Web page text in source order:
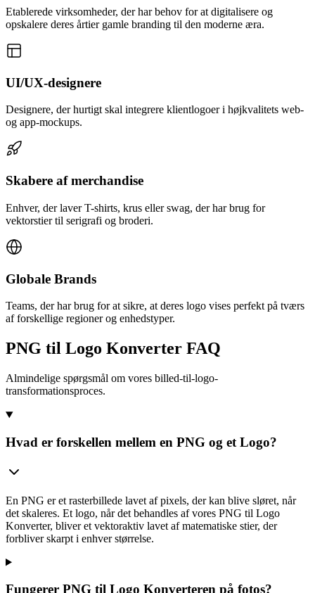
Etablerede virksomheder, der har behov for at digitalisere og
opskalere deres årtier gamle branding til den moderne æra.
UI/UX-designere
Designere, der hurtigt skal integrere klientlogoer i højkvalitets web-
og app-mockups.
Skabere af merchandise
Enhver, der laver T-shirts, krus eller swag, der har brug for
vektorstier til serigrafi og broderi.
Globale Brands
Teams, der har brug for at sikre, at deres logo vises perfekt på tværs
af forskellige regioner og enhedstyper.
PNG til Logo Konverter FAQ
Almindelige spørgsmål om vores billed-til-logo-
transformationsproces.
Hvad er forskellen mellem en PNG og et Logo?
En PNG er et rasterbillede lavet af pixels, der kan blive sløret, når
det skaleres. Et logo, når det behandles af vores PNG til Logo
Konverter, bliver et vektoraktiv lavet af matematiske stier, der
forbliver skarpt i enhver størrelse.
Fungerer PNG til Logo Konverteren på fotos?